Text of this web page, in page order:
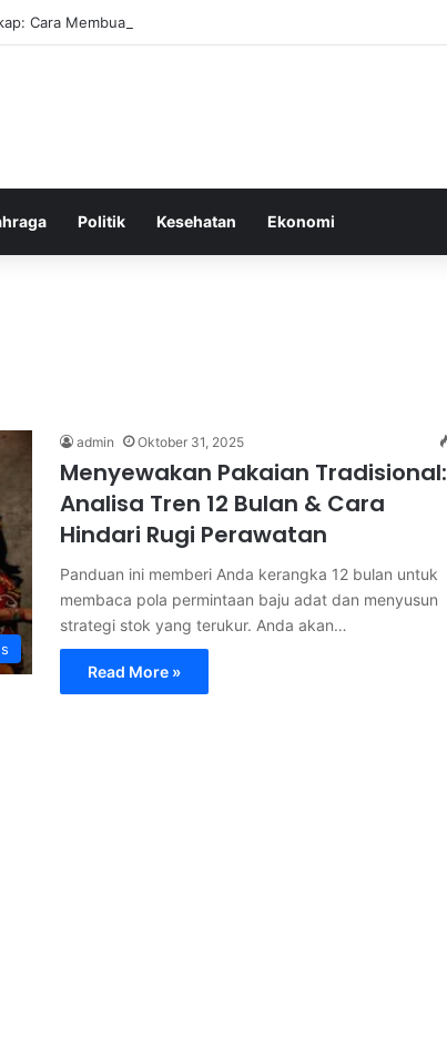
Cara Membuat Website Gratis Tanpa Coding
Politik Kesehatan Ekonomi
admin Oktober 31, 2025
Menyewakan Pakaian Tradisional:
Analisa Tren 12 Bulan & Cara
Hindari Rugi Perawatan
Panduan ini memberi Anda kerangka 12 bulan untuk
membaca pola permintaan baju adat dan menyusun
strategi stok yang terukur. Anda akan…
Read More »